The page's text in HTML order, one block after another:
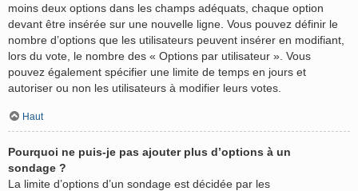
moins deux options dans les champs adéquats, chaque option
devant être insérée sur une nouvelle ligne. Vous pouvez définir le
nombre d’options que les utilisateurs peuvent insérer en modifiant,
lors du vote, le nombre des « Options par utilisateur ». Vous
pouvez également spécifier une limite de temps en jours et
autoriser ou non les utilisateurs à modifier leurs votes.
Haut
Pourquoi ne puis-je pas ajouter plus d’options à un
sondage ?
La limite d’options d’un sondage est décidée par les